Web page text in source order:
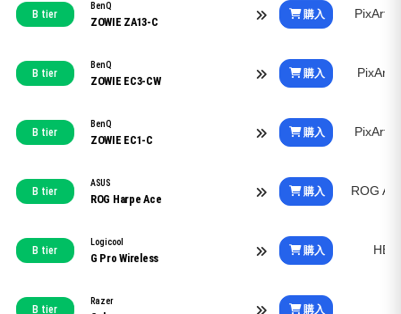
B tier
BenQ
ZOWIE ZA13-C
購入 PixArt
B tier
BenQ
ZOWIE EC3-CW
購入 PixArt
B tier
BenQ
ZOWIE EC1-C
購入 PixArt
B tier
ASUS
ROG Harpe Ace
購入 ROG
B tier
Logicool
G Pro Wireless
購入
B tier
Razer
購入